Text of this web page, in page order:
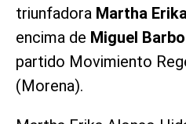
triunfadora Martha
encima de Miguel
partido Movimiento
(Morena).